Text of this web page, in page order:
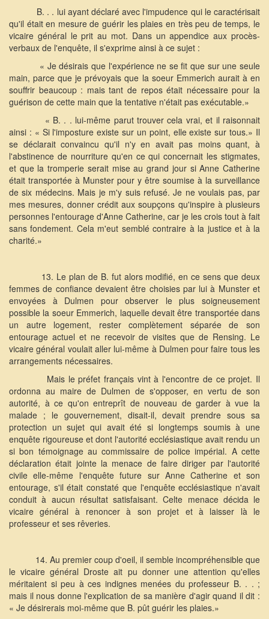
B. . . lui ayant déclaré avec l'impudence qui le caractérisait
qu'il était en mesure de guérir les plaies en très peu de temps, le
vicaire général le prit au mot. Dans un appendice aux procès-
verbaux de l'enquête, il s'exprime ainsi à ce sujet :
« Je désirais que l'expérience ne se fit que sur une seule
main, parce que je prévoyais que la soeur Emmerich aurait à en
souffrir beaucoup : mais tant de repos était nécessaire pour la
guérison de cette main que la tentative n'était pas exécutable.»
« B. . . lui-même parut trouver cela vrai, et il raisonnait
ainsi : « Si l'imposture existe sur un point, elle existe sur tous.» Il
se déclarait convaincu qu'il n'y en avait pas moins quant, à
l'abstinence de nourriture qu'en ce qui concernait les stigmates,
et que la tromperie serait mise au grand jour si Anne Catherine
était transportée à Munster pour y être soumise à la surveillance
de six médecins. Mais je m'y suis refusé. Je ne voulais pas, par
mes mesures, donner crédit aux soupçons qu'inspire à plusieurs
personnes l'entourage d'Anne Catherine, car je les crois tout à fait
sans fondement. Cela m'eut semblé contraire à la justice et à la
charité.»
13. Le plan de B. fut alors modifié, en ce sens que deux
femmes de confiance devaient être choisies par lui à Munster et
envoyées à Dulmen pour observer le plus soigneusement
possible la soeur Emmerich, laquelle devait être transportée dans
un autre logement, rester complètement séparée de son
entourage actuel et ne recevoir de visites que de Rensing. Le
vicaire général voulait aller lui-même à Dulmen pour faire tous les
arrangements nécessaires.
Mais le préfet français vint à l'encontre de ce projet. Il
ordonna au maire de Dulmen de s'opposer, en vertu de son
autorité, à ce qu'on entreprît de nouveau de garder à vue la
malade ; le gouvernement, disait-il, devait prendre sous sa
protection un sujet qui avait été si longtemps soumis à une
enquête rigoureuse et dont l'autorité ecclésiastique avait rendu un
si bon témoignage au commissaire de police impérial. A cette
déclaration était jointe la menace de faire diriger par l'autorité
civile elle-même l'enquête future sur Anne Catherine et son
entourage, s'il était constaté que l'enquête ecclésiastique n'avait
conduit à aucun résultat satisfaisant. Celte menace décida le
vicaire général à renoncer à son projet et à laisser là le
professeur et ses rêveries.
14. Au premier coup d'oeil, il semble incompréhensible que
le vicaire général Droste ait pu donner une attention qu'elles
méritaient si peu à ces indignes menées du professeur B. . . ;
mais il nous donne l'explication de sa manière d'agir quand il dit :
« Je désirerais moi-même que B. pût guérir les plaies.»